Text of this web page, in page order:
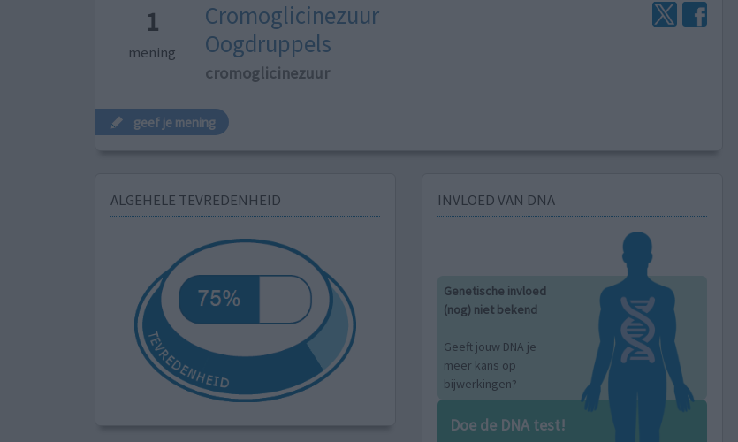
1
mening
Cromoglicinezuur
Oogdruppels
cromoglicinezuur
geef je mening
ALGEHELE TEVREDENHEID INVLOED VAN DNA
Genetische invloed
(nog) niet bekend
Geeft jouw DNA je
meer kans op
bijwerkingen?
Doe de DNA test!